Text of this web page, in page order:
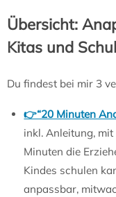
Übersicht:
Kitas und
Du findest bei mir 3
👉“20 Minuten
inkl. Anleitung,
Minuten die
Kindes schulen
anpassbar,